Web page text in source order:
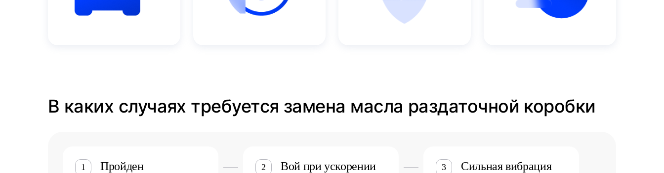
В каких случаях требуется замена масла раздаточной коробки
1
Пройден
2 Вой при ускорении 3 Сильная вибрация